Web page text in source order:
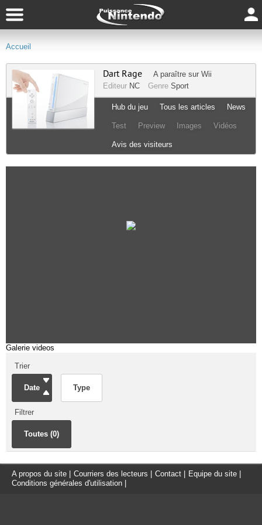
Accueil
Dart Rage A paraître sur Wii
Editeur NC Genre Sport
Hub du jeu Tous les articles News
Test Preview Images Vidéos
Avis des visiteurs
Galerie videos
Trier
Date Type
Filtrer
Toutes (0)
A propos du site Courriers des lecteurs Contact Equipe du site
Conditions générales d'utilisation